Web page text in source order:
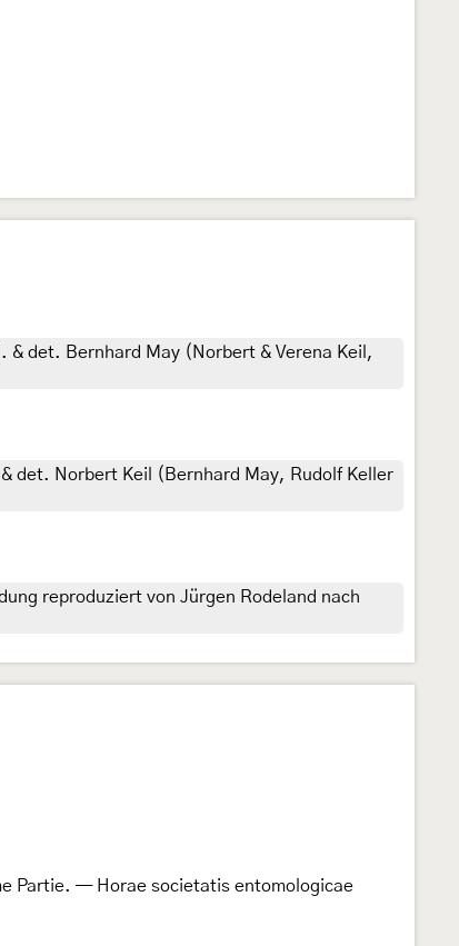
det. Bernhard May (Norbert & Verena Keil,
det. Norbert Keil (Bernhard May, Rudolf Keller
reproduziert von Jürgen Rodeland nach
Partie. — Horae societatis entomologicae